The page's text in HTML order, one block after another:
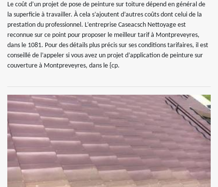
Le coût d’un projet de pose de peinture sur toiture dépend en général de
la superficie à travailler. À cela s’ajoutent d’autres coûts dont celui de la
prestation du professionnel. L’entreprise Caseacsch Nettoyage est
reconnue sur ce point pour proposer le meilleur tarif à Montpreveyres,
dans le 1081. Pour des détails plus précis sur ses conditions tarifaires, il est
conseillé de l’appeler si vous avez un projet d’application de peinture sur
couverture à Montpreveyres, dans le {cp.